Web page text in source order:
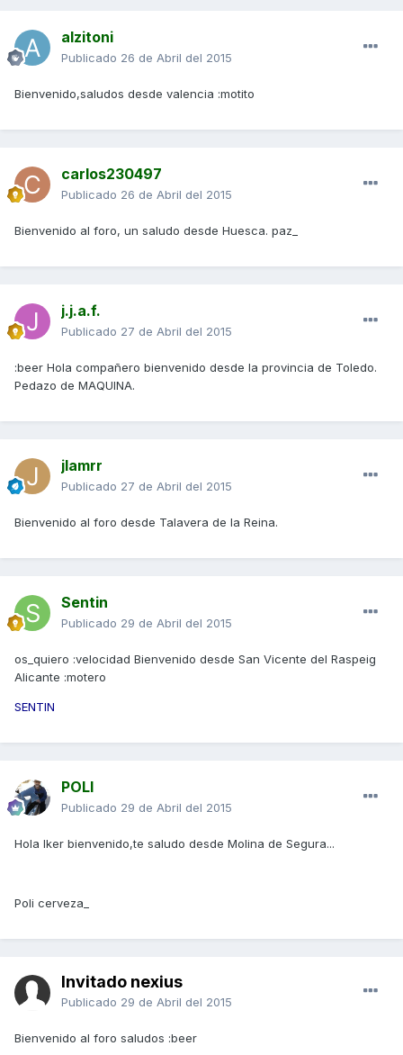
alzitoni
Publicado 26 de Abril del 2015
Bienvenido,saludos desde valencia :motito
carlos230497
Publicado 26 de Abril del 2015
Bienvenido al foro, un saludo desde Huesca. paz_
j.j.a.f.
Publicado 27 de Abril del 2015
:beer Hola compañero bienvenido desde la provincia de Toledo.
Pedazo de MAQUINA.
jlamrr
Publicado 27 de Abril del 2015
Bienvenido al foro desde Talavera de la Reina.
Sentin
Publicado 29 de Abril del 2015
os_quiero :velocidad Bienvenido desde San Vicente del Raspeig
Alicante :motero
SENTIN
POLI
Publicado 29 de Abril del 2015
Hola Iker bienvenido,te saludo desde Molina de Segura...
Poli cerveza_
Invitado nexius
Publicado 29 de Abril del 2015
Bienvenido al foro saludos :beer